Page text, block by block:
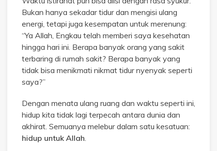
Bukan hanya sekadar tidur dan mengisi ulang
energi, tetapi juga kesempatan untuk merenung:
“Ya Allah, Engkau telah memberi saya kesehatan
hingga hari ini. Berapa banyak orang yang sakit
terbaring di rumah sakit? Berapa banyak yang
tidak bisa menikmati nikmat tidur nyenyak seperti
saya?”
Dengan menata ulang ruang dan waktu seperti ini,
hidup kita tidak lagi terpecah antara dunia dan
akhirat. Semuanya melebur dalam satu kesatuan:
hidup untuk Allah